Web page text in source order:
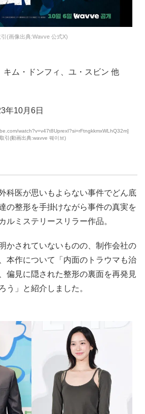
引(画像出典:Wavve 公式X)
キム・ドンフィ、ユ・スビン 他
年10月6日
watch?v=v47t8UprexI?si=rFtngkkmxWLhQ32m]
取引(動画出典:wavve 웨이브)
科医が思いもよらない事件でどん底
の整形を手掛けながら事件の真実を
ルミステリースリラー作品。
かされていないものの、制作会社の
本作について「内面のトラウマも治
偏見に隠された整形の裏面を再発見
う」と紹介しました。